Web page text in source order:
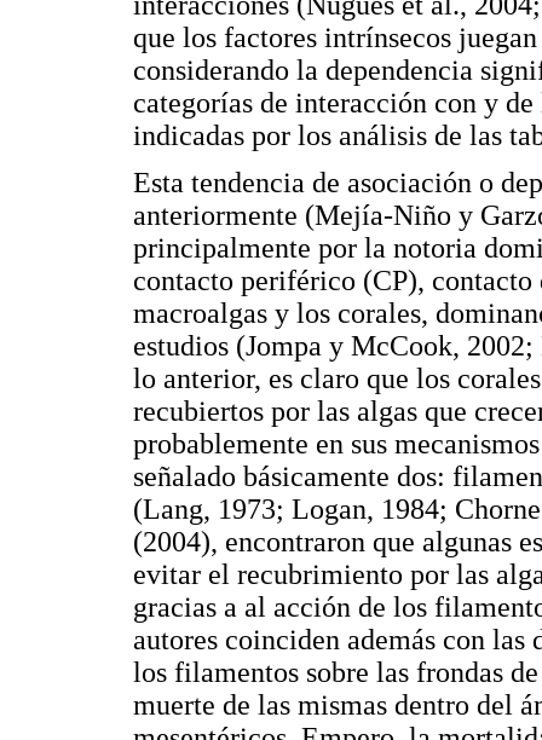
que los factores intrínsecos
considerando la dependencia
categorías de interacción con y
indicadas por los análisis de las
Esta tendencia de asociación o
anteriormente (Mejía-Niño y
principalmente por la notoria
contacto periférico (CP),
macroalgas y los corales,
estudios (Jompa y McCook,
lo anterior, es claro que los
recubiertos por las algas que
probablemente en sus
señalado básicamente dos:
(Lang, 1973; Logan, 1984;
(2004), encontraron que algunas
evitar el recubrimiento por las
gracias a al acción de los
autores coinciden además con las
los filamentos sobre las frondas
muerte de las mismas dentro del